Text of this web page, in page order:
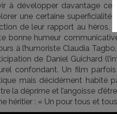
à développer davantage
une certaine superficialité
de leur rapport au héros,
bonne humeur
à l’humoriste Claudia
de Daniel Guichard
confondant. Un film
mais décidément habité
la déprime et l’angoisse
héritier : « Un pour tous et